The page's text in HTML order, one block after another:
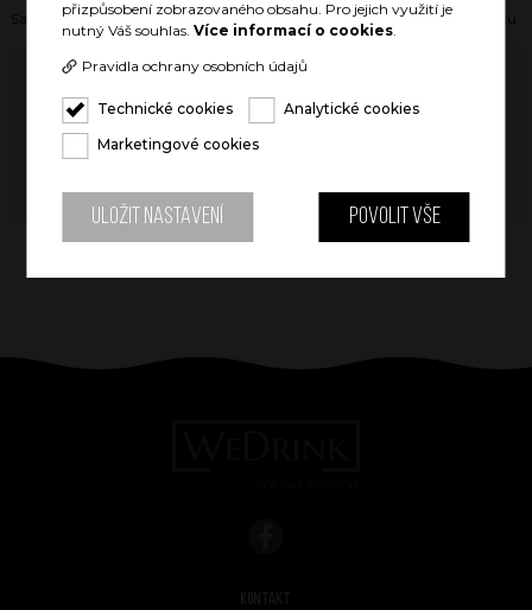
přizpůsobení zobrazovaného obsahu. Pro jejich využití je
nutný Váš souhlas.Více informací o cookies
Pravidla ochrany osobních údajů
Technické cookies
Analytické cookies
Marketingové cookies
Uložit nastavení Povolit vše
Sada dvou typů celokovových brček + čistící nástavec v látkovém pytlíčku.
Skladem více než 5ks
Původní cena: 99 Kč
Kontakt